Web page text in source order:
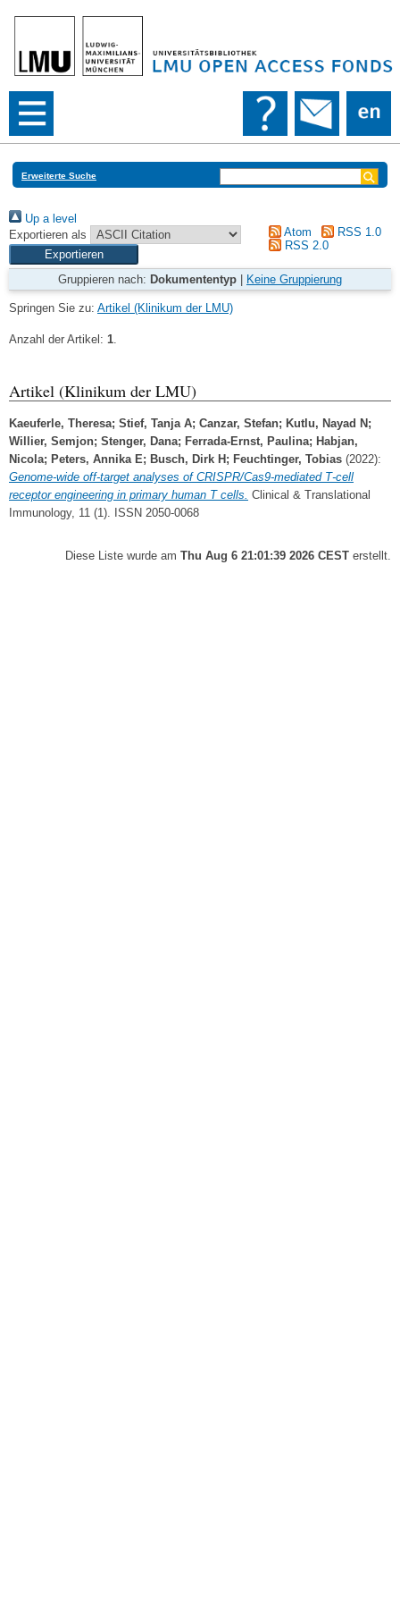
Erweiterte Suche
Up a level
Exportieren als
Atom
RSS 1.0
RSS 2.0
Gruppieren nach: Dokumententyp Keine Gruppierung
Springen Sie zu: Artikel (Klinikum der LMU)
Anzahl der Artikel: 1.
Artikel (Klinikum der LMU)
Kaeuferle, Theresa; Stief, Tanja A; Canzar, Stefan; Kutlu, Nayad N ;
Willier, Semjon; Stenger, Dana; Ferrada‐Ernst, Paulina; Habjan,
Nicola; Peters, Annika E; Busch, Dirk H ; Feuchtinger, Tobias (2022):
Genome‐wide off‐target analyses of CRISPR/Cas9‐mediated T‐cell
receptor engineering in primary human T cells. Clinical & Translational
Immunology, 11 (1). ISSN 2050-0068
Diese Liste wurde am Thu Aug 6 21:01:39 2026 CEST erstellt.